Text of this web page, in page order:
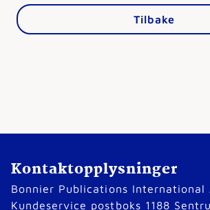
Tilbake
Kontaktopplysninger
Bonnier Publications International
Kundeservice postboks 1188